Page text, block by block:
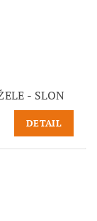
- SLON
DETAIL